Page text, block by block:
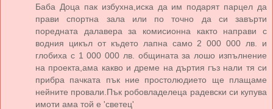
Баба Доца пак избухна,иска да им подарят парцел да
прави спортна зала или по точно да си завърти
поредната далавера за комисионна както направи с
водния цикъл от където лапна само 2 000 000 лв. и
глобиха с 1 000 000 лв. общината за лошо изпълнение
на проекта,ама какво и дреме на дъртия гъз нали тя си
прибра пачката пък ние простолюдието ще плащаме
нейните провали.Пък робовладелеца радевски си купува
имоти ама той е 'светец'